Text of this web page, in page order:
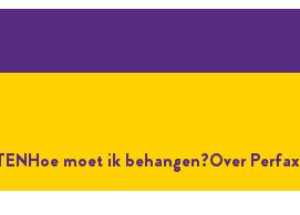
Hoe moet ik behangen?Over Perfax